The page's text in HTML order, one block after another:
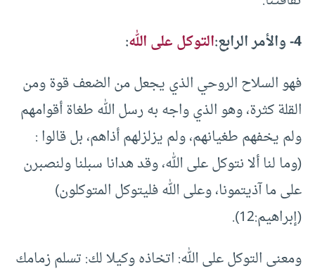
4- والأمر الرابع:
التوكل على الله:
فهو السلاح الروحي الذي يجعل من الضعف قوة ومن
القلة كثرة، وهو الذي واجه به رسل الله طغاة أقوامهم
ولم يخفهم طغيانهم، ولم يزلزلهم أذاهم، بل قالوا :
(وما لنا ألا نتوكل على الله، وقد هدانا سبلنا ولنصبرن
على ما آذيتمونا، وعلى الله فليتوكل المتوكلون)
(إبراهيم:12).
ومعنى التوكل على الله: اتخاذه وكيلا لك: تسلم زمامك